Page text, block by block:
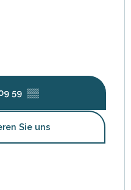
59 ▒▒
Sie uns